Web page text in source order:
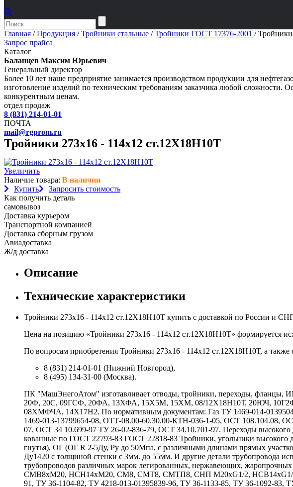
Главная /Продукция /Тройники стальные /Тройники ГОСТ 17376-2001 /
Запрос прайса
Каталог
Баланцев Максим Юрьевич
Генеральный директор
Более 10 лет наше предприятие занимается производством продукции для
изготовление изделий по техническим требованиям заказчика любой сложности.
конкурентным ценам.
отдел продаж
8 (831) 214-01-01
ПОЧТА
mail@rgprom.ru
Тройники 273х16 - 114х12 ст.12Х18Н10Т
Увеличить
Наличие товара: В наличии
Купить
Запросить стоимость
Как получить деталь
самовывоз
Доставка курьером
Транспортной компанией
Доставка сборным грузом
Авиадоставка
Ж/д доставка
Описание
Технические характеристики
Тройники 273х16 - 114х12 ст.12Х18Н10Т купить с доставкой по России и
Цена на позицию «Тройники 273х16 - 114х12 ст.12Х18Н10Т» формируется
По вопросам приобретения Тройники 273х16 - 114х12 ст.12Х18Н10Т, а
8 (831) 214-01-01 (Нижний Новгород),
8 (495) 134-31-00 (Москва).
ПК "МашЭнегоАтом" изготавливает отводы, тройники, переходы,
20Ф, 20С, 09ГСФ, 20ФА, 13ХФА, 15Х5М, 15ХМ, 08/12Х18Н10Т, 20ЮЧ,
08ХМФЧА, 14Х17Н2. По нормативным документам: Газ ТУ 1469-014-
1469-013-13799654-08, ОТТ-08.00-60.30.00-КТН-036-1-05, ОСТ 108.104.08,
07, ОСТ 34 10.699-97 ТУ 26-02-836-79, ОСТ 34.10.701-97. Переходы
кованные по ГОСТ 22793-83 ГОСТ 22818-83 Тройники, угольники
гнутья), ОГ (ОГ R 2-5Ду, Ру до 50Мпа, с различными длинами прямых
Ду1420 с толщиной стенки с 3мм. до 55мм. И другие детали трубопровода
трубопроводов различных марок легированных, нержавеющих,
СМВ8хМ20, НСН14хМ20, СМ8, СМТ8, СМТП8, СНП М20хG1/2,
91, ТУ 36-1104-82, ТУ 4218-013-01395839-96, ТУ 36-1133-85, ТУ 36-1092-83,